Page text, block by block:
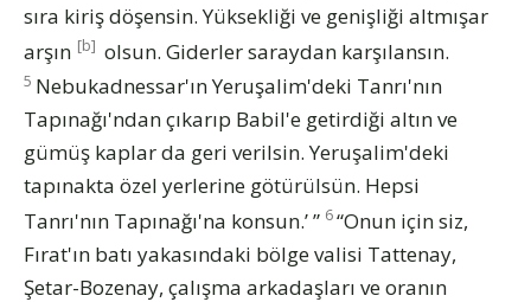
sıra kiriş döşensin. Yüksekliği ve genişliği altmışar
arşın [b] olsun. Giderler saraydan karşılansın.
5 Nebukadnessar'ın Yeruşalim'deki Tanrı'nın
Tapınağı'ndan çıkarıp Babil'e getirdiği altın ve
gümüş kaplar da geri verilsin. Yeruşalim'deki
tapınakta özel yerlerine götürülsün. Hepsi
Tanrı'nın Tapınağı'na konsun.’ ” 6“Onun için siz,
Fırat'ın batı yakasındaki bölge valisi Tattenay,
Şetar-Bozenay, çalışma arkadaşları ve oranın